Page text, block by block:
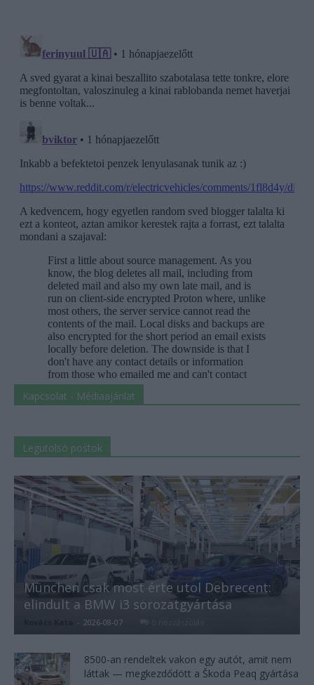
Kapcsolat - Médiaajánlat
Legutolsó postok
München csak most érte utol Debrecent:
elindult a BMW i3 sorozatgyártása
- 2026-08-07
8500-an rendeltek vakon egy autót, amit nem
láttak — megkezdődött a Škoda Peaq gyártása